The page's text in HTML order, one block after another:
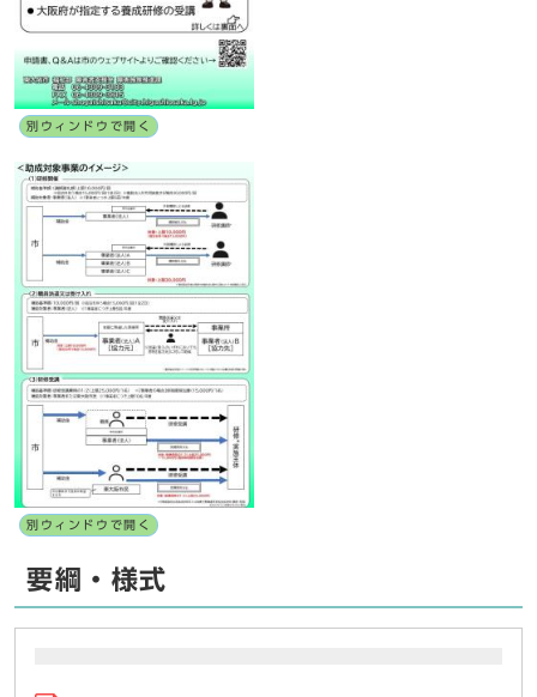
別ウィンドウで開く
別ウィンドウで開く
要綱・様式